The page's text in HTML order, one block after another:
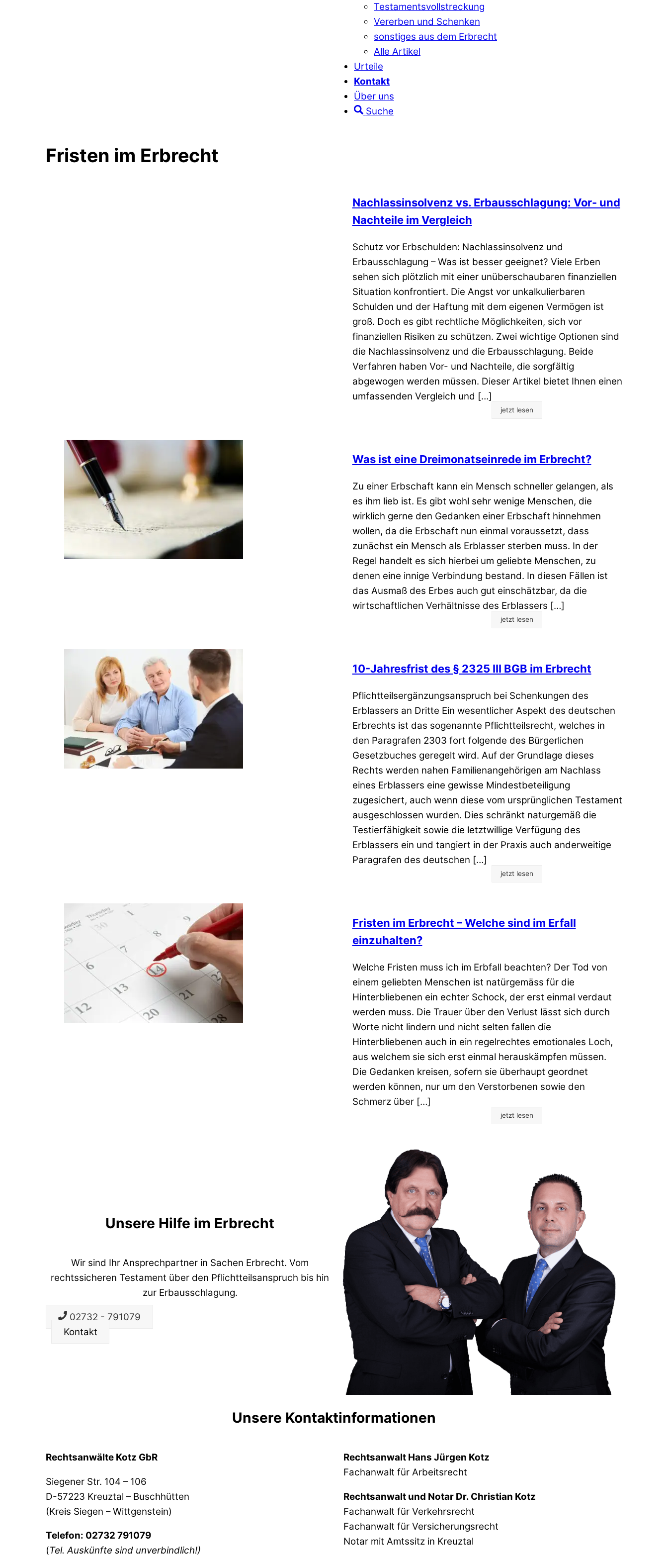
Testamentsvollstreckung
Vererben und Schenken
sonstiges aus dem Erbrecht
Alle Artikel
Urteile
Kontakt
Über uns
Suche
Fristen im Erbrecht
Nachlassinsolvenz vs. Erbausschlagung: Vor- und
Nachteile im Vergleich
Schutz vor Erbschulden: Nachlassinsolvenz und
Erbausschlagung – Was ist besser geeignet? Viele Erben
sehen sich plötzlich mit einer unüberschaubaren finanziellen
Situation konfrontiert. Die Angst vor unkalkulierbaren
Schulden und der Haftung mit dem eigenen Vermögen ist
groß. Doch es gibt rechtliche Möglichkeiten, sich vor
finanziellen Risiken zu schützen. Zwei wichtige Optionen sind
die Nachlassinsolvenz und die Erbausschlagung. Beide
Verfahren haben Vor- und Nachteile, die sorgfältig
abgewogen werden müssen. Dieser Artikel bietet Ihnen einen
umfassenden Vergleich und […]
jetzt lesen
Was ist eine Dreimonatseinrede im Erbrecht?
Zu einer Erbschaft kann ein Mensch schneller gelangen, als
es ihm lieb ist. Es gibt wohl sehr wenige Menschen, die
wirklich gerne den Gedanken einer Erbschaft hinnehmen
wollen, da die Erbschaft nun einmal voraussetzt, dass
zunächst ein Mensch als Erblasser sterben muss. In der
Regel handelt es sich hierbei um geliebte Menschen, zu
denen eine innige Verbindung bestand. In diesen Fällen ist
das Ausmaß des Erbes auch gut einschätzbar, da die
wirtschaftlichen Verhältnisse des Erblassers […]
jetzt lesen
10-Jahresfrist des § 2325 III BGB im Erbrecht
Pflichtteilsergänzungsanspruch bei Schenkungen des
Erblassers an Dritte Ein wesentlicher Aspekt des deutschen
Erbrechts ist das sogenannte Pflichtteilsrecht, welches in
den Paragrafen 2303 fort folgende des Bürgerlichen
Gesetzbuches geregelt wird. Auf der Grundlage dieses
Rechts werden nahen Familienangehörigen am Nachlass
eines Erblassers eine gewisse Mindestbeteiligung
zugesichert, auch wenn diese vom ursprünglichen Testament
ausgeschlossen wurden. Dies schränkt naturgemäß die
Testierfähigkeit sowie die letztwillige Verfügung des
Erblassers ein und tangiert in der Praxis auch anderweitige
Paragrafen des deutschen […]
jetzt lesen
Fristen im Erbrecht – Welche sind im Erfall
einzuhalten?
Welche Fristen muss ich im Erbfall beachten? Der Tod von
einem geliebten Menschen ist natürgemäss für die
Hinterbliebenen ein echter Schock, der erst einmal verdaut
werden muss. Die Trauer über den Verlust lässt sich durch
Worte nicht lindern und nicht selten fallen die
Hinterbliebenen auch in ein regelrechtes emotionales Loch,
aus welchem sie sich erst einmal herauskämpfen müssen.
Die Gedanken kreisen, sofern sie überhaupt geordnet
werden können, nur um den Verstorbenen sowie den
Schmerz über […]
jetzt lesen
Unsere Hilfe im Erbrecht
Wir sind Ihr Ansprechpartner in Sachen Erbrecht. Vom
rechtssicheren Testament über den Pflichtteilsanspruch bis hin
zur Erbausschlagung.
02732 - 791079
Kontakt
Unsere Kontaktinformationen
Rechtsanwälte Kotz GbR
Siegener Str. 104 – 106
D-57223 Kreuztal – Buschhütten
(Kreis Siegen – Wittgenstein)
Telefon: 02732 791079
(Tel. Auskünfte sind unverbindlich!)
Rechtsanwalt Hans Jürgen Kotz
Fachanwalt für Arbeitsrecht
Rechtsanwalt und Notar Dr. Christian Kotz
Fachanwalt für Verkehrsrecht
Fachanwalt für Versicherungsrecht
Notar mit Amtssitz in Kreuztal